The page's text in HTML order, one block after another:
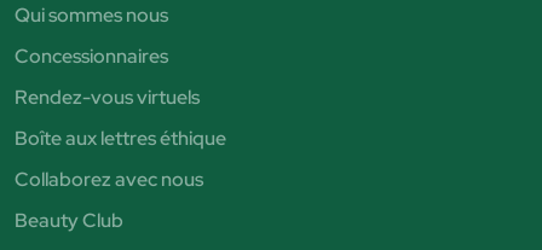
Qui sommes nous
Concessionnaires
Rendez-vous virtuels
Boîte aux lettres éthique
Collaborez avec nous
Beauty Club